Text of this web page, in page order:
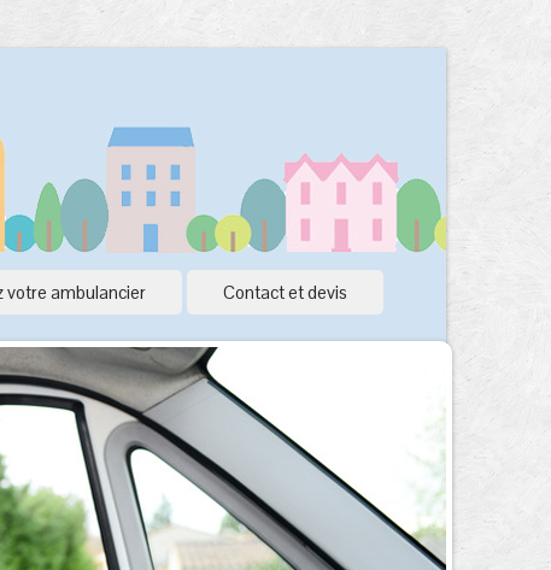
votre ambulancier Contact et devis